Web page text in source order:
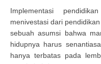
Implementasi
menivestasi dari
sebuah asumsi bahwa
hidupnya harus
hanya terbatas pada